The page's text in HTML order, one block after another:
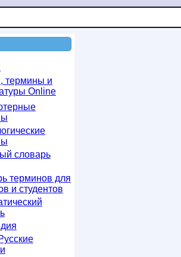
термины и
Online
словарь
терминов для
и студентов